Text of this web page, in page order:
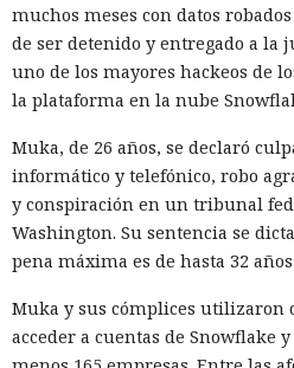
muchos meses con datos
de ser detenido y entregado a la
uno de los mayores hackeos de
la plataforma en la nube
Muka, de 26 años, se declaró
informático y telefónico, robo
y conspiración en un tribunal
Washington. Su sentencia se
pena máxima es de hasta 32
Muka y sus cómplices utilizaron
acceder a cuentas de Snowflake